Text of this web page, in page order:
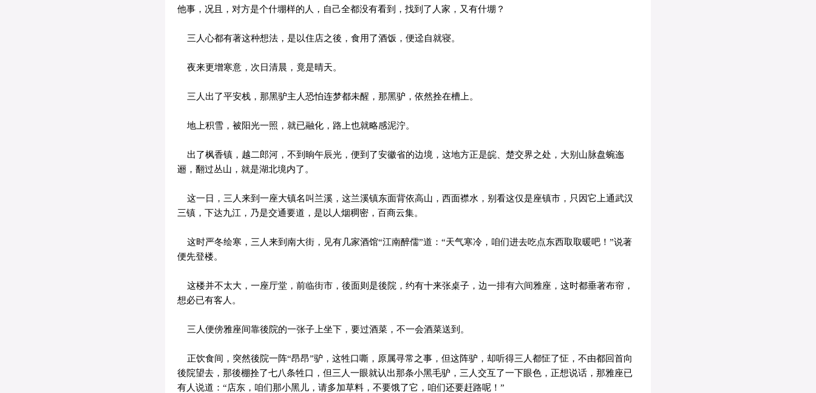
他事，况且，对方是个什堋样的人，自己全都没有看到，找到了人家，又有什堋？
三人心都有著这种想法，是以住店之後，食用了酒饭，便迳自就寝。
夜来更增寒意，次日清晨，竟是晴天。
三人出了平安栈，那黑驴主人恐怕连梦都未醒，那黑驴，依然拴在槽上。
地上积雪，被阳光一照，就已融化，路上也就略感泥泞。
出了枫香镇，越二郎河，不到晌午辰光，便到了安徽省的边境，这地方正是皖、楚交界之处，大别山脉盘蜿迤
逦，翻过丛山，就是湖北境内了。
这一日，三人来到一座大镇名叫兰溪，这兰溪镇东面背依高山，西面襟水，别看这仅是座镇市，只因它上通武汉
三镇，下达九江，乃是交通要道，是以人烟稠密，百商云集。
这时严冬绘寒，三人来到南大街，见有几家酒馆“江南醉儒”道：“天气寒冷，咱们进去吃点东西取取暖吧！”说著
便先登楼。
这楼并不太大，一座厅堂，前临街市，後面则是後院，约有十来张桌子，边一排有六间雅座，这时都垂著布帘，
想必已有客人。
三人便傍雅座间靠後院的一张子上坐下，要过酒菜，不一会酒菜送到。
正饮食间，突然後院一阵“昂昂”驴，这牲口嘶，原属寻常之事，但这阵驴，却听得三人都怔了怔，不由都回首向
後院望去，那後棚拴了七八条牲口，但三人一眼就认出那条小黑毛驴，三人交互了一下眼色，正想说话，那雅座已
有人说道：“店东，咱们那小黑儿，请多加草料，不要饿了它，咱们还要赶路呢！”